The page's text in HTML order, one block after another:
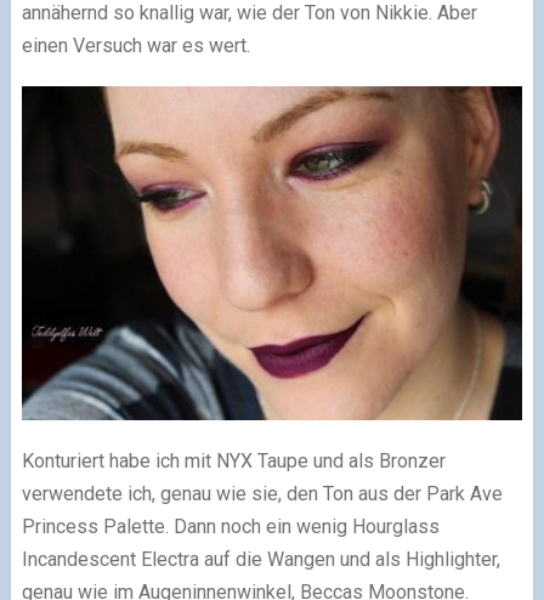
annähernd so knallig war, wie der Ton von Nikkie. Aber
einen Versuch war es wert.
Konturiert habe ich mit NYX Taupe und als Bronzer
verwendete ich, genau wie sie, den Ton aus der Park Ave
Princess Palette. Dann noch ein wenig Hourglass
Incandescent Electra auf die Wangen und als Highlighter,
genau wie im Augeninnenwinkel, Beccas Moonstone.